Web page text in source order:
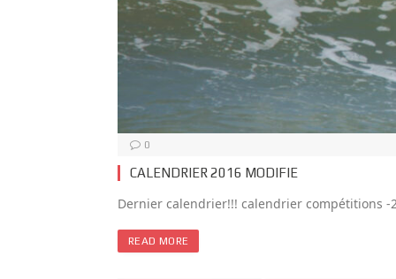
0
CALENDRIER 2016 MODIFIE
Dernier calendrier!!! calendrier compétitions -
READ MORE